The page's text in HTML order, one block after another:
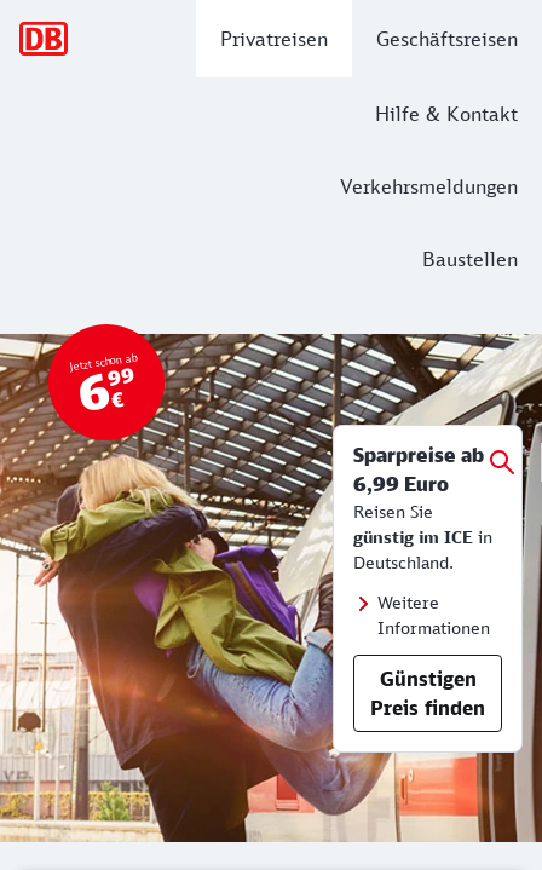
Privatreisen Geschäftsreisen
Hilfe & Kontakt
Verkehrsmeldungen
Baustellen
Bahn Tickets & Services
Top Angebot
Jetzt schon ab
699
€
Sparpreise ab
6,99 Euro
Reisen Sie
günstig im ICE in
Deutschland.
Weitere
Informationen
Günstigen
Preis finden